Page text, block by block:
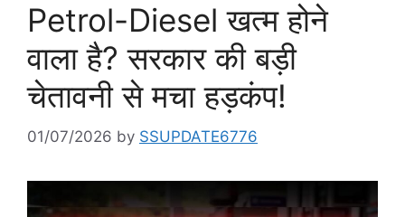
Petrol-Diesel खत्म होने
वाला है? सरकार की बड़ी
चेतावनी से मचा हड़कंप!
01/07/2026 by SSUPDATE6776